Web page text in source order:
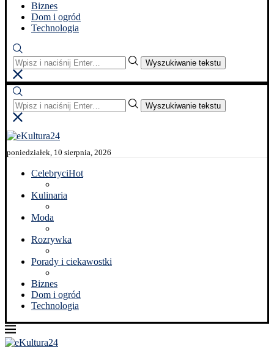
Biznes
Dom i ogród
Technologia
Wyszukiwanie tekstu
Wyszukiwanie tekstu
poniedziałek, 10 sierpnia, 2026
CelebryciHot
Kulinaria
Moda
Rozrywka
Porady i ciekawostki
Biznes
Dom i ogród
Technologia